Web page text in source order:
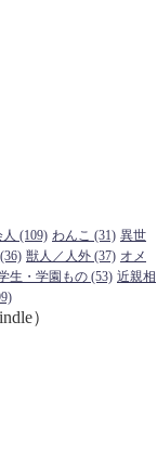
(109) わんこ (31) 異世
(36) 獣人／人外 (37) オメ
生・学園もの (53) 近親相
）